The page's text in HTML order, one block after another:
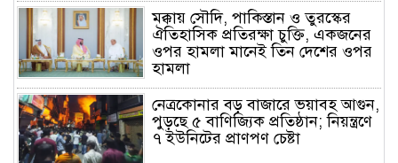
মক্কায় সৌদি, পাকিস্তান ও তুরস্কের
ঐতিহাসিক প্রতিরক্ষা চুক্তি, একজনের
ওপর হামলা মানেই তিন দেশের ওপর
হামলা
নেত্রকোনার বড় বাজারে ভয়াবহ আগুন,
পুড়ছে ৫ বাণিজ্যিক প্রতিষ্ঠান; নিয়ন্ত্রণে
৭ ইউনিটের প্রাণপণ চেষ্টা